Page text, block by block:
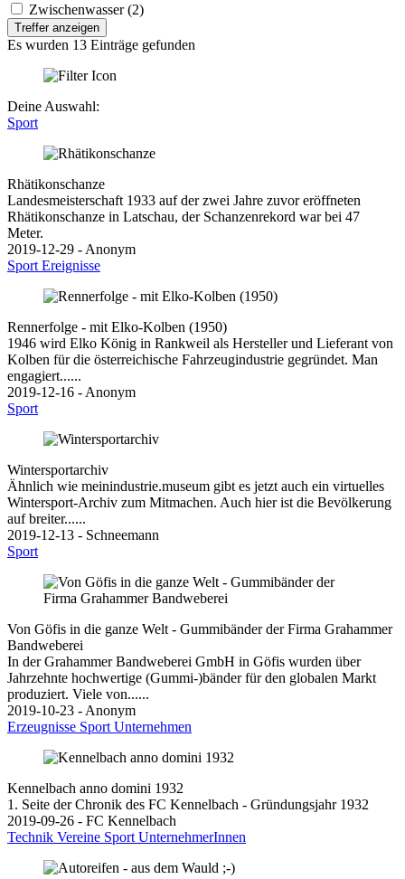
Zwischenwasser (2)
Treffer anzeigen
Es wurden 13 Einträge gefunden
Deine Auswahl:
Sport
Rhätikonschanze
Landesmeisterschaft 1933 auf der zwei Jahre zuvor eröffneten
Rhätikonschanze in Latschau, der Schanzenrekord war bei 47
Meter.
2019-12-29 - Anonym
Sport Ereignisse
Rennerfolge - mit Elko-Kolben (1950)
1946 wird Elko König in Rankweil als Hersteller und Lieferant von
Kolben für die österreichische Fahrzeugindustrie gegründet. Man
engagiert......
2019-12-16 - Anonym
Sport
Wintersportarchiv
Ähnlich wie meinindustrie.museum gibt es jetzt auch ein virtuelles
Wintersport-Archiv zum Mitmachen. Auch hier ist die Bevölkerung
auf breiter......
2019-12-13 - Schneemann
Sport
Von Göfis in die ganze Welt - Gummibänder der Firma Grahammer
Bandweberei
In der Grahammer Bandweberei GmbH in Göfis wurden über
Jahrzehnte hochwertige (Gummi-)bänder für den globalen Markt
produziert. Viele von......
2019-10-23 - Anonym
Erzeugnisse Sport Unternehmen
Kennelbach anno domini 1932
1. Seite der Chronik des FC Kennelbach - Gründungsjahr 1932
2019-09-26 - FC Kennelbach
Technik Vereine Sport UnternehmerInnen